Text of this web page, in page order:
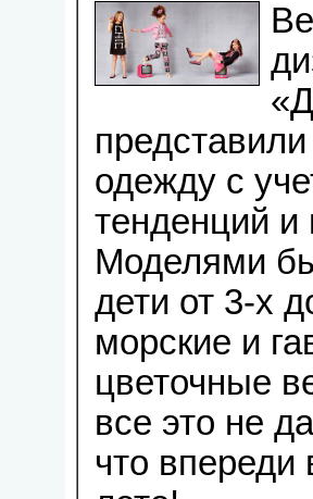
одежду с
тенденций
Моделями
дети от 3-х
морские и
цветочные
все это не
что впереди